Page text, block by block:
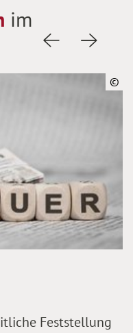
im
Vorherige
©
Feststellung